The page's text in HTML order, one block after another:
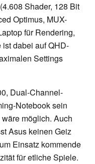
(4.608 Shader, 128 Bit
Optimus, MUX-
für Rendering,
dabei auf QHD-
Settings
Dual-Channel-
Notebook sein
möglich. Auch
Asus keinen Geiz
Einsatz kommende
für etliche Spiele.